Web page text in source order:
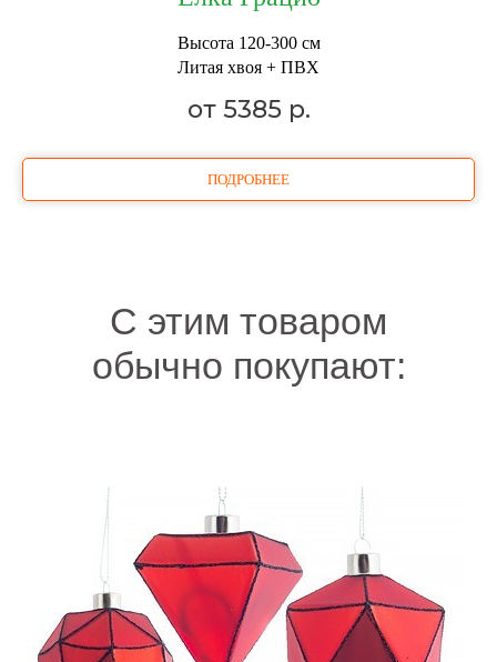
Высота 120-300 см
Литая хвоя + ПВХ
от 5385 р.
ПОДРОБНЕЕ
С этим товаром
обычно покупают: